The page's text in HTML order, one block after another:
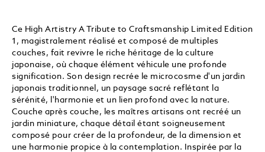
Ce High Artistry A Tribute to Craftsmanship Limited Edition
1, magistralement réalisé et composé de multiples
couches, fait revivre le riche héritage de la culture
japonaise, où chaque élément véhicule une profonde
signification. Son design recrée le microcosme d'un jardin
japonais traditionnel, un paysage sacré reflétant la
sérénité, l'harmonie et un lien profond avec la nature.
Couche après couche, les maîtres artisans ont recréé un
jardin miniature, chaque détail étant soigneusement
composé pour créer de la profondeur, de la dimension et
une harmonie propice à la contemplation. Inspirée par la